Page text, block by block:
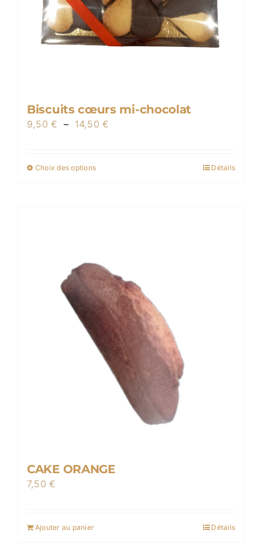
Biscuits cœurs mi-chocolat
9,50€ – 14,50€
Choix des optionsCe
options
peuvent
être
choisies
sur
la
page
produit
Détails
CAKE ORANGE
7,50€
Ajouter au panier Détails